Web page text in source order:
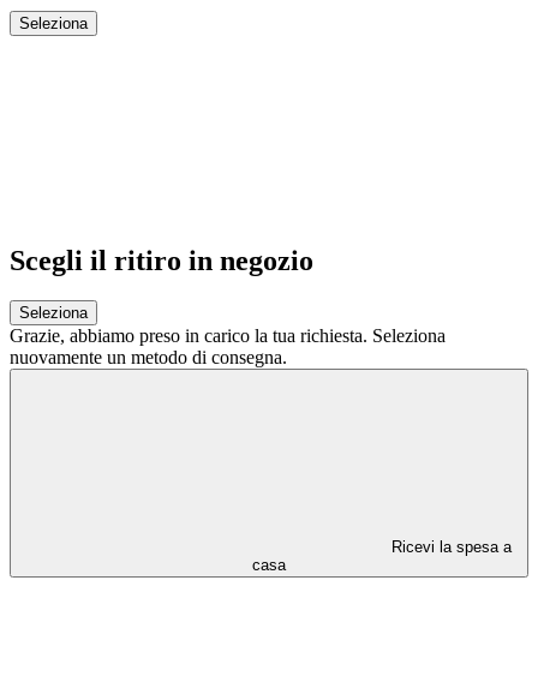
Seleziona
Scegli il ritiro in negozio
Seleziona
Grazie, abbiamo preso in carico la tua richiesta. Seleziona
nuovamente un metodo di consegna.
Ricevi la spesa a
casa